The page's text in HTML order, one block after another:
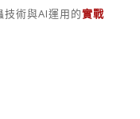
術與AI運用的實戰